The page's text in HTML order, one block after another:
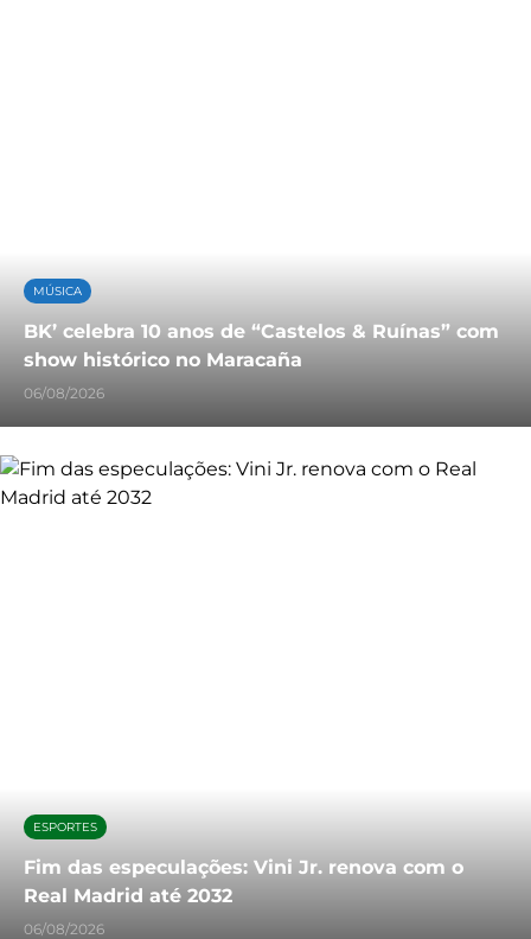
MÚSICA
BK’ celebra 10 anos de “Castelos & Ruínas” com
show histórico no Maracaña
06/08/2026
ESPORTES
Fim das especulações: Vini Jr. renova com o
Real Madrid até 2032
06/08/2026